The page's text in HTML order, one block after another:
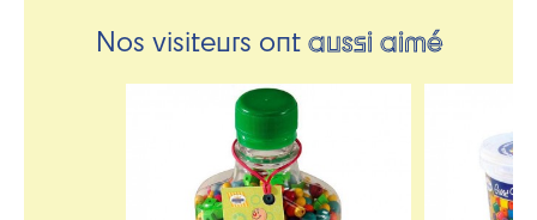
Nos visiteurs ontaussi aimé